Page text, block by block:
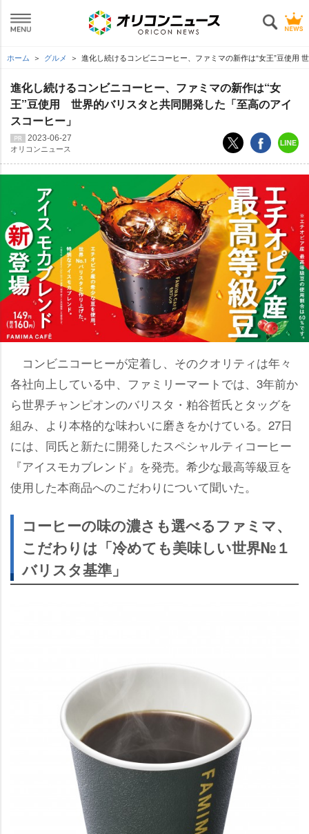
ホーム グルメ 進化し続けるコンビニコーヒー、ファミマの新作は“女王”豆使用
進化し続けるコンビニコーヒー、ファミマの新作は“女
王”豆使用 世界的バリスタと共同開発した「至高のアイ
スコーヒー」
2023-06-27
オリコンニュース
コンビニコーヒーが定着し、そのクオリティは年々
各社向上している中、ファミリーマートでは、3年前か
ら世界チャンピオンのバリスタ・粕谷哲氏とタッグを
組み、より本格的な味わいに磨きをかけている。27日
には、同氏と新たに開発したスペシャルティコーヒー
『アイスモカブレンド』を発売。希少な最高等級豆を
使用した本商品へのこだわりについて聞いた。
コーヒーの味の濃さも選べるファミマ、
こだわりは「冷めても美味しい世界№１
バリスタ基準」